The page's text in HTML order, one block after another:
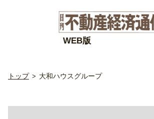
WEB版
トップ > 大和ハウスグループ